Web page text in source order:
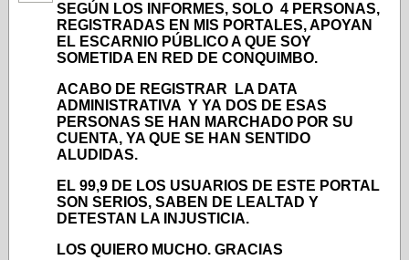
SEGÚN LOS INFORMES, SOLO 4 PERSONAS,
REGISTRADAS EN MIS PORTALES, APOYAN
EL ESCARNIO PÚBLICO A QUE SOY
SOMETIDA EN RED DE CONQUIMBO.
ACABO DE REGISTRAR LA DATA
ADMINISTRATIVA Y YA DOS DE ESAS
PERSONAS SE HAN MARCHADO POR SU
CUENTA, YA QUE SE HAN SENTIDO
ALUDIDAS.
EL 99,9 DE LOS USUARIOS DE ESTE PORTAL
SON SERIOS, SABEN DE LEALTAD Y
DETESTAN LA INJUSTICIA.
LOS QUIERO MUCHO. GRACIAS